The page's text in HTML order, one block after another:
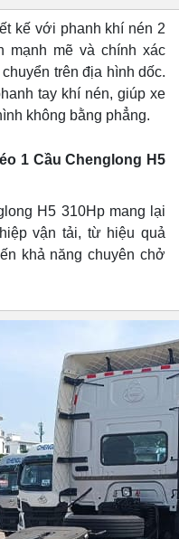
kế với phanh khí nén 2
mạnh mẽ và chính xác
trên địa hình dốc.
tay khí nén, giúp xe
không bằng phẳng.
1 Cầu Chenglong H5
H5 310Hp mang lại
vận tải, từ hiệu quả
khả năng chuyên chở